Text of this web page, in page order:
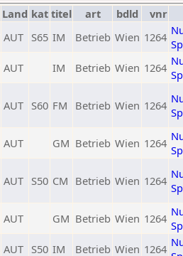
Land kat titel art bdld vnr
AUT S65 IM Betrieb Wien 1264
AUT IM Betrieb Wien 1264
AUT S60 FM Betrieb Wien 1264
AUT GM Betrieb Wien 1264
AUT S50 CM Betrieb Wien 1264
AUT GM Betrieb Wien 1264
AUT S50 IM Betrieb Wien 1264